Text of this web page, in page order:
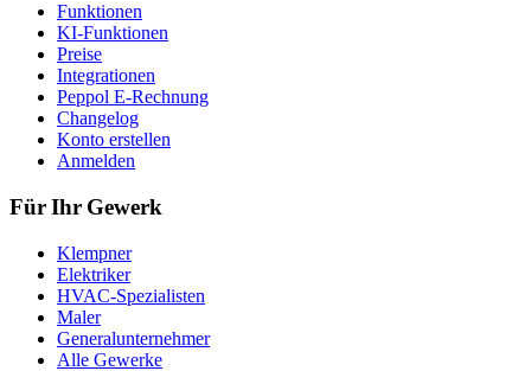
Funktionen
KI-Funktionen
Preise
Integrationen
Peppol E-Rechnung
Changelog
Konto erstellen
Anmelden
Für Ihr Gewerk
Klempner
Elektriker
HVAC-Spezialisten
Maler
Generalunternehmer
Alle Gewerke